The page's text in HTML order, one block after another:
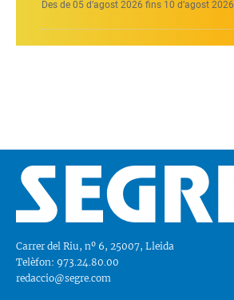
Des de 05 d’agost 2026 fins 10 d’agost 2026
Carrer del Riu, nº 6, 25007, Lleida
Telèfon: 973.24.80.00
redaccio@segre.com